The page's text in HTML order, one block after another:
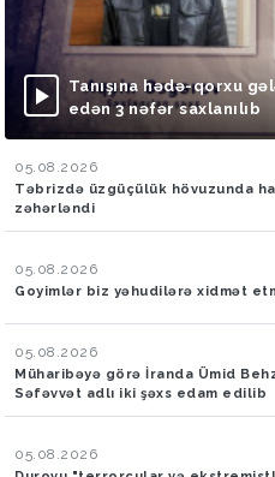
Tanışına hədə-qorxu
edən 3 nəfər saxlanılıb
05.08.2026
Təbrizdə üzgüçülük hövuzunda
zəhərləndi
05.08.2026
Goyimlər biz yəhudilərə xidmət
05.08.2026
Müharibəyə görə İranda Ümid
Səfəvvət adlı iki şəxs edam edilib
05.08.2026